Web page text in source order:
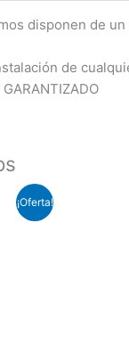
disponen de
de
¡Oferta!